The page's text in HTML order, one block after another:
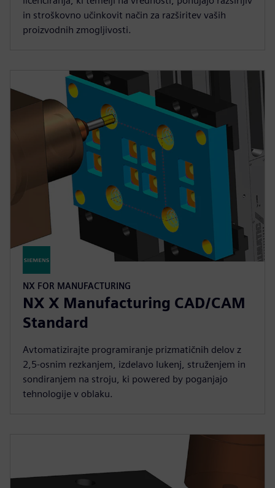
in stroškovno učinkovit način za razširitev vaših
proizvodnih zmogljivosti.
NX FOR MANUFACTURING
NX X Manufacturing CAD/CAM
Standard
Avtomatizirajte programiranje prizmatičnih delov z
2,5-osnim rezkanjem, izdelavo lukenj, struženjem in
sondiranjem na stroju, ki powered by poganjajo
tehnologije v oblaku.